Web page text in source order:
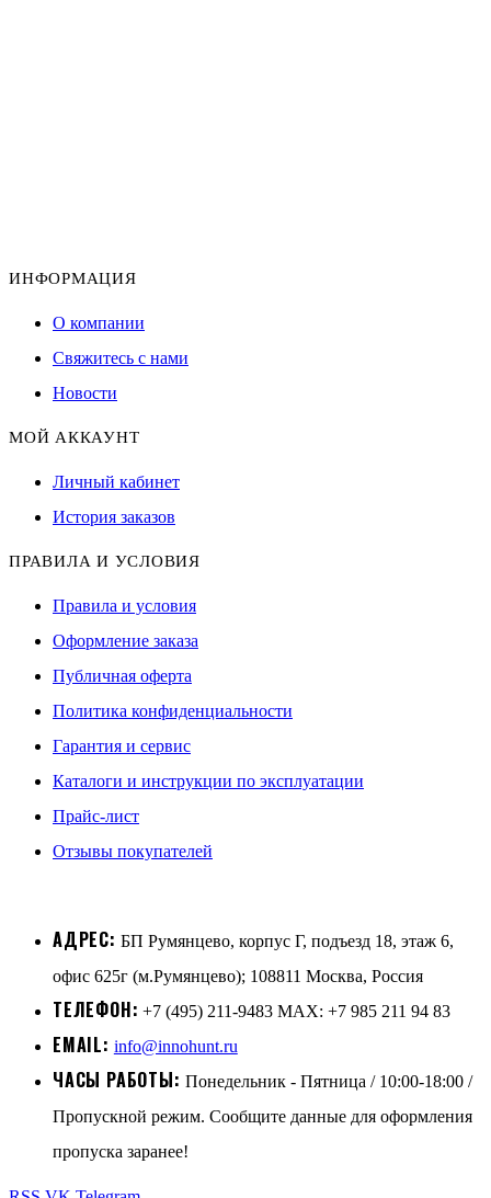
ИНФОРМАЦИЯ
О компании
Свяжитесь с нами
Новости
МОЙ АККАУНТ
Личный кабинет
История заказов
ПРАВИЛА И УСЛОВИЯ
Правила и условия
Оформление заказа
Публичная оферта
Политика конфиденциальности
Гарантия и сервис
Каталоги и инструкции по эксплуатации
Прайс-лист
Отзывы покупателей
АДРЕС: БП Румянцево, корпус Г, подъезд 18, этаж 6,
офис 625г (м.Румянцево); 108811 Москва, Россия
ТЕЛЕФОН: +7 (495) 211-9483 MAX: +7 985 211 94 83
EMAIL: info@innohunt.ru
ЧАСЫ РАБОТЫ: Понедельник - Пятница / 10:00-18:00 /
Пропускной режим. Сообщите данные для оформления
пропуска заранее!